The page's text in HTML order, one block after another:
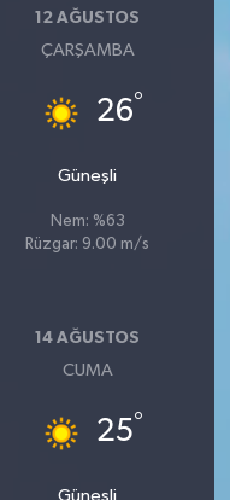
12 AĞUSTOS
ÇARŞAMBA
26°
Güneşli
Nem: %63
Rüzgar: 9.00 m/s
14 AĞUSTOS
CUMA
25°
Güneşli